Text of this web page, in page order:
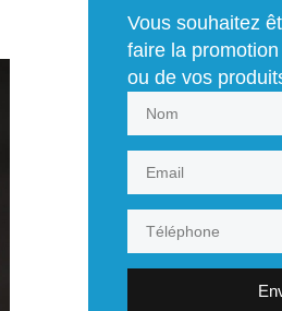
Vous souhaitez
faire la
ou de vos